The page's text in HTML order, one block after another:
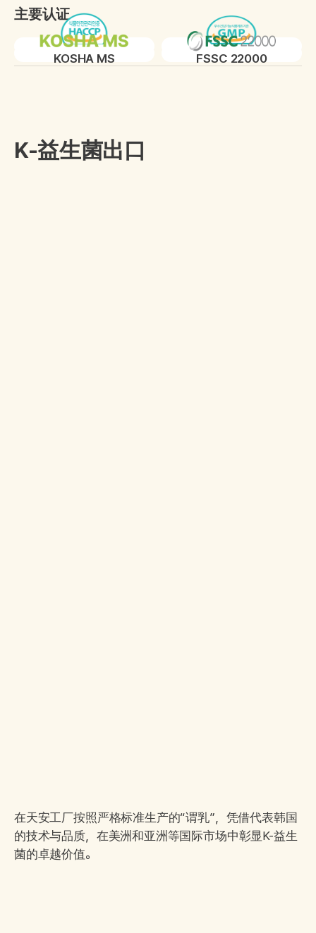
主要认证
HACCP GMP
KOSHA MS FSSC 22000
K-益生菌出口
在天安工厂按照严格标准生产的“谓乳”，凭借代表韩国
的技术与品质，在美洲和亚洲等国际市场中彰显K-益生
菌的卓越价值。